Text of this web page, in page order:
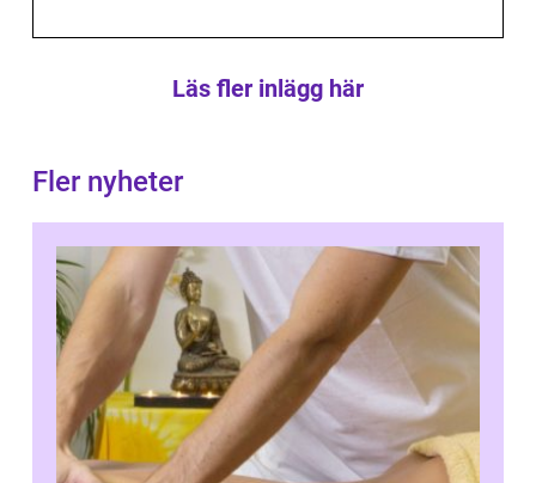
Läs fler inlägg här
Fler nyheter